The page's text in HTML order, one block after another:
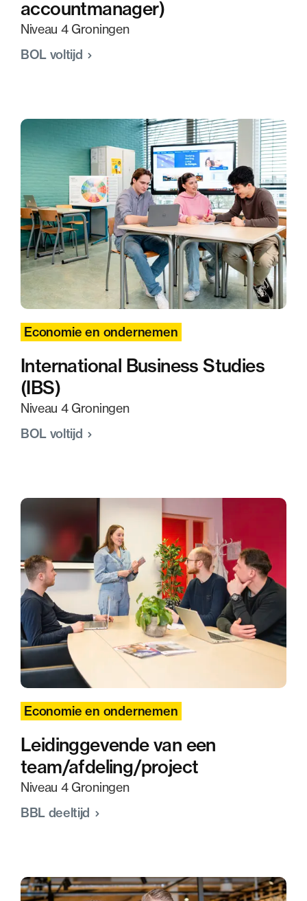
accountmanager)
Niveau 4 Groningen
BOL voltijd
International Business Studies
(IBS)
Economie en ondernemen
Niveau 4 Groningen
BOL voltijd
Leidinggevende van een
team/afdeling/project
Economie en ondernemen
Niveau 4 Groningen
BBL deeltijd